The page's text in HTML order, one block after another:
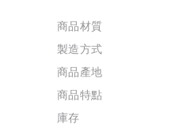
商品材質
製造方式
商品產地
商品特點
庫存